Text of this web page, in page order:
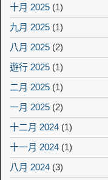
十月 2025 (1)
九月 2025 (1)
八月 2025 (2)
遊行 2025 (1)
二月 2025 (1)
一月 2025 (2)
十二月 2024 (1)
十一月 2024 (1)
八月 2024 (3)